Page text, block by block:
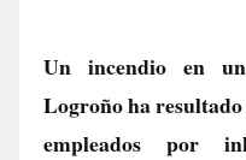
Un incendio en
Logroño ha
empleados por